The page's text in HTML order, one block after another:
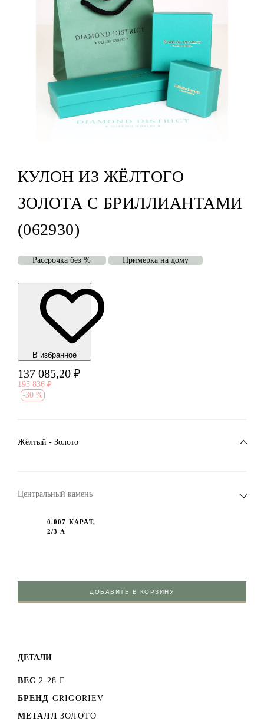
КУЛОН ИЗ ЖЁЛТОГО
ЗОЛОТА С БРИЛЛИАНТАМИ
(062930)
Рассрочка без % Примерка на дому
В избранноe
137 085,20 ₽
195 836 ₽
-30 %
Жёлтый - Золото
Центральный камень
0.007 КАРАТ,
2/3 А
ДОБАВИТЬ В КОРЗИНУ
ДЕТАЛИ
ВЕС 2.28 Г
БРЕНД GRIGORIEV
МЕТАЛЛ ЗОЛОТО